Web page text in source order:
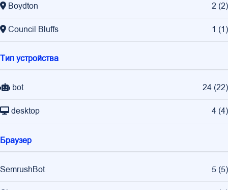
Boydton 2 (2)
Council Bluffs 1 (1)
Тип устройства
bot 24 (22)
desktop 4 (4)
Браузер
SemrushBot 5 (5)